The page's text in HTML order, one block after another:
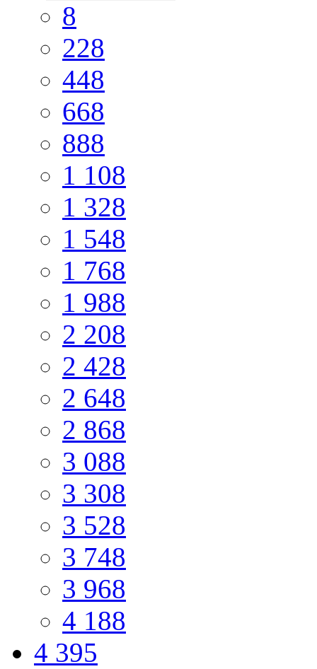
8
228
448
668
888
1 108
1 328
1 548
1 768
1 988
2 208
2 428
2 648
2 868
3 088
3 308
3 528
3 748
3 968
4 188
4 395